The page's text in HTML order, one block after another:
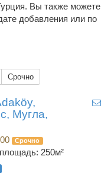
Вы также можете
добавления или по
Срочно
Мугла,
Срочно
250м²